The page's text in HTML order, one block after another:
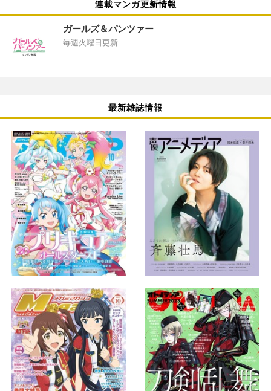
連載マンガ更新情報
ガールズ＆パンツァー
毎週火曜日更新
最新雑誌情報